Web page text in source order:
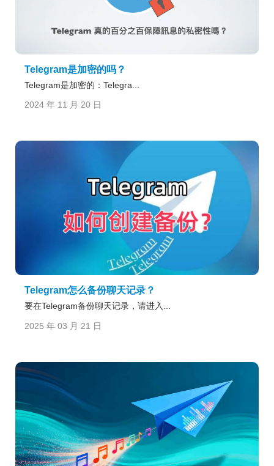
Telegram是加密的吗？
Telegram是加密的：Telegra...
2024 年 11 月 20 日
Telegram怎么备份聊天记录？
要在Telegram备份聊天记录，请进入...
2025 年 03 月 21 日